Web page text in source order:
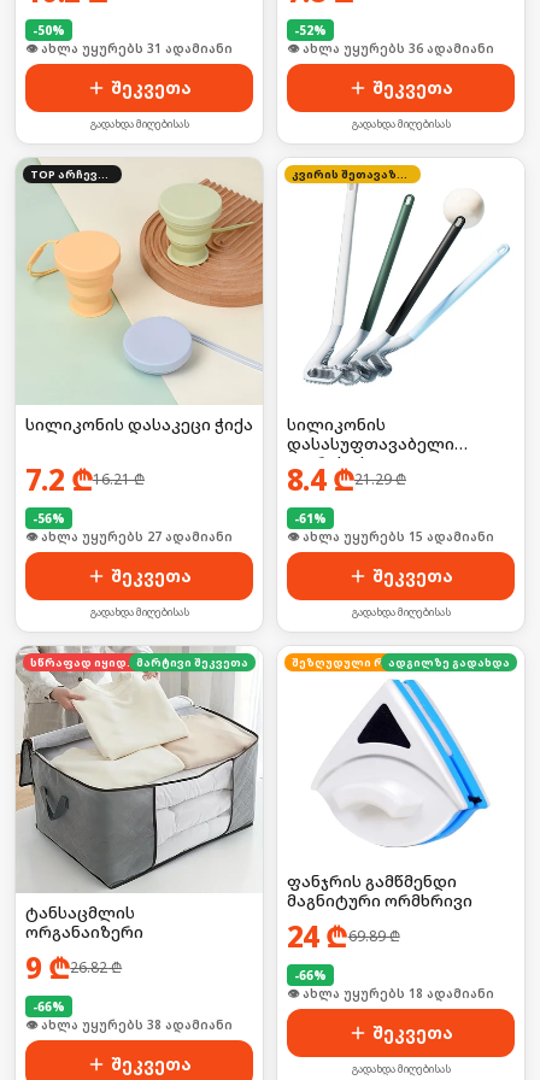
-50%
🛒 ბოლო 24სთ-ში იყიდა 46-მა
შეკვეთა
გადახდა მიღებისას
-52%
🛒 ბოლო 24სთ-ში იყიდა 48-მა
შეკვეთა
გადახდა მიღებისას
TOP არჩევანი
სილიკონის დასაკეცი ჭიქა
7.2 ₾16.21₾
-56%
🛒 ბოლო 24სთ-ში იყიდა 41-მა
შეკვეთა
გადახდა მიღებისას
კვირის შეთავაზება
სილიკონის
დასასუფთავაბელი
ჯაგრისი სველი
წერტილებისთვის
8.4₾21.29₾
-61%
🛒 ბოლო 24სთ-ში იყიდა 20-მა
შეკვეთა
გადახდა მიღებისას
სწრაფად იყიდებამარტივი შეკვეთა
ტანსაცმლის
ორგანაიზერი
9 ₾26.82₾
-66%
🛒 ბოლო 24სთ-ში იყიდა 10-მა
შეკვეთა
შეზღუდული რაოდენობა
ადგილზე გადახდა
ფანჯრის გამწმენდი
მაგნიტური ორმხრივი
24₾69.89₾
-66%
🛒 ბოლო 24სთ-ში იყიდა 24-მა
შეკვეთა
გადახდა მიღებისას